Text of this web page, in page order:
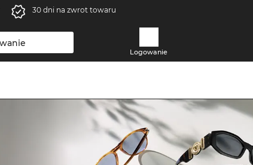
30 dni na zwrot towaru
Logowanie